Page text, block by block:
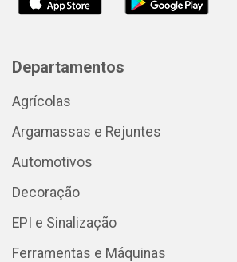
Departamentos
Agrícolas
Argamassas e Rejuntes
Automotivos
Decoração
EPI e Sinalização
Ferramentas e Máquinas